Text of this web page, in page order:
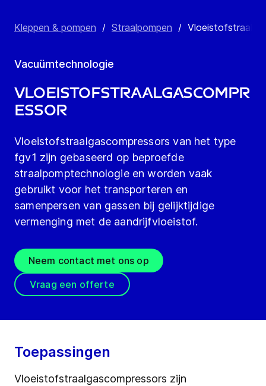
Kleppen & pompen / Straalpompen /
Vacuümtechnologie
Vloeistofstraalgascompr
essor
Vloeistofstraalgascompressors van het type
fgv1 zijn gebaseerd op beproefde
straalpomptechnologie en worden vaak
gebruikt voor het transporteren en
samenpersen van gassen bij gelijktijdige
vermenging met de aandrijfvloeistof.
Neem contact met ons op
Vraag een offerte
Toepassingen
Vloeistofstraalgascompressors zijn